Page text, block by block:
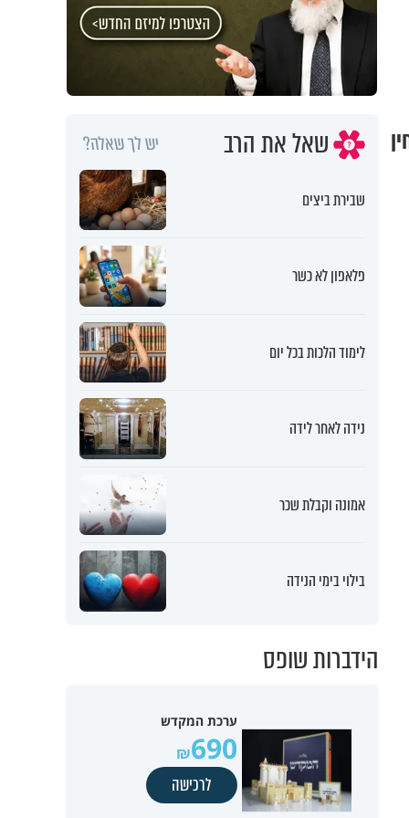
שאל את הרב יש לך שאלה?
שבירת ביצים
פלאפון לא כשר
לימוד הלכות בכל יום
נידה לאחר לידה
אמונה וקבלת שכר
בילוי בימי הנידה
הידברות שופס
ערכת המקדש
690
לרכישה